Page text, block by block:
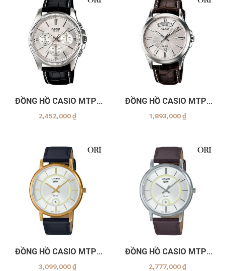
ĐỒNG HỒ CASIO MTP-
1375L-7AVDF
2,452,000₫
ĐỒNG HỒ CASIO MTP-
1381L-7AVDF
1,893,000₫
ĐỒNG HỒ CASIO MTP-
B120GL-7AVDF
3,099,000₫
ĐỒNG HỒ CASIO MTP-
B120L-7AVDF
2,777,000₫